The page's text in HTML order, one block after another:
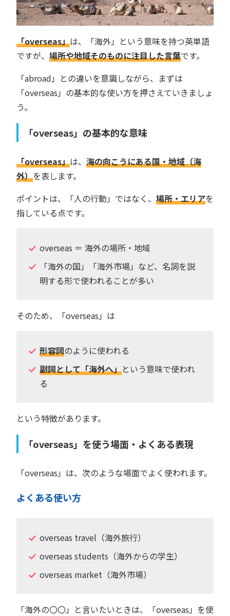
「overseas」は、「海外」という意味を持つ英単語
ですが、 場所や地域そのものに注目した言葉です。
「abroad」との違いを意識しながら、まずは
「overseas」の基本的な使い方を押さえていきましょ
う。
「overseas」の基本的な意味
「overseas」は、 海の向こうにある国・地域（海
外）を表します。
ポイントは、「人の行動」ではなく、 場所・エリアを
指している点です。
overseas ＝ 海外の場所・地域
「海外の国」「海外市場」など、名詞を説
明する形で使われることが多い
そのため、「overseas」は
形容詞のように使われる
副詞として「海外へ」という意味で使われ
る
という特徴があります。
「overseas」を使う場面・よくある表現
「overseas」は、次のような場面でよく使われます。
よくある使い方
overseas travel（海外旅行）
overseas students（海外からの学生）
overseas market（海外市場）
「海外の〇〇」と言いたいときは、「overseas」を使